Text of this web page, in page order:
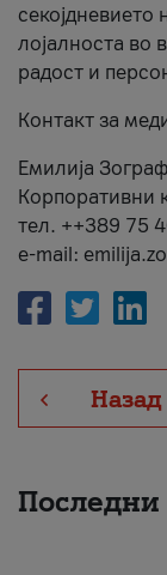
секојдневието
лојалноста во
радост и
Контакт за
Емилија
Корпоративни
тел. ++389 75
e-mail:
Назад
Последни